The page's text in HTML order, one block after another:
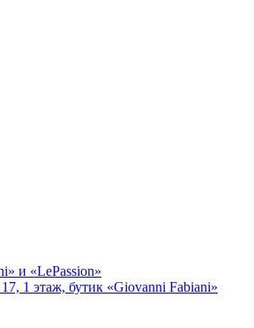
и «LePassion»
1 этаж, бутик «Giovanni Fabiani»